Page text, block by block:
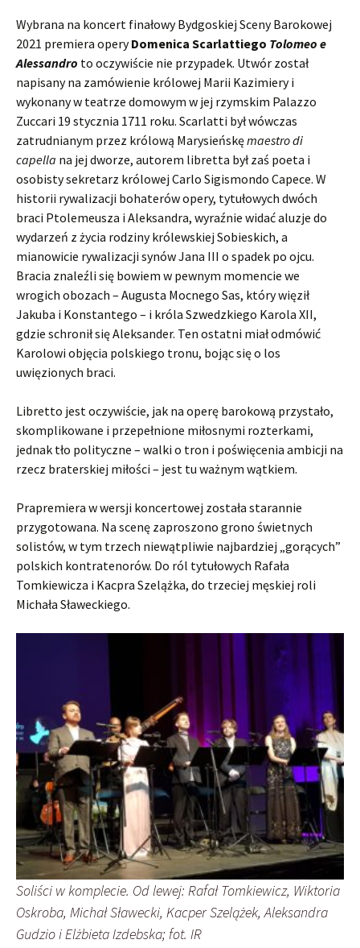
Wybrana na koncert finałowy Bydgoskiej Sceny Barokowej
2021 premiera operyDomenica Scarlattiego Tolomeo e
Alessandro to oczywiście nie przypadek. Utwór został
napisany na zamówienie królowej Marii Kazimiery i
wykonany w teatrze domowym w jej rzymskim Palazzo
Zuccari 19 stycznia 1711 roku. Scarlatti był wówczas
zatrudnianym przez królową Marysieńskęmaestro di
capella na jej dworze, autorem libretta był zaś poeta i
osobisty sekretarz królowej Carlo Sigismondo Capece. W
historii rywalizacji bohaterów opery, tytułowych dwóch
braci Ptolemeusza i Aleksandra, wyraźnie widać aluzje do
wydarzeń z życia rodziny królewskiej Sobieskich, a
mianowicie rywalizacji synów Jana III o spadek po ojcu.
Bracia znaleźli się bowiem w pewnym momencie we
wrogich obozach – Augusta Mocnego Sas, który więził
Jakuba i Konstantego – i króla Szwedzkiego Karola XII,
gdzie schronił się Aleksander. Ten ostatni miał odmówić
Karolowi objęcia polskiego tronu, bojąc się o los
uwięzionych braci.
Libretto jest oczywiście, jak na operę barokową przystało,
skomplikowane i przepełnione miłosnymi rozterkami,
jednak tło polityczne – walki o tron i poświęcenia ambicji na
rzecz braterskiej miłości – jest tu ważnym wątkiem.
Prapremiera w wersji koncertowej została starannie
przygotowana. Na scenę zaproszono grono świetnych
solistów, w tym trzech niewątpliwie najbardziej „gorących”
polskich kontratenorów. Do ról tytułowych Rafała
Tomkiewicza i Kacpra Szelążka, do trzeciej męskiej roli
Michała Sławeckiego.
Soliści w komplecie. Od lewej: Rafał Tomkiewicz, Wiktoria
Oskroba, Michał Sławecki, Kacper Szelążek, Aleksandra
Gudzio i Elżbieta Izdebska; fot. IR